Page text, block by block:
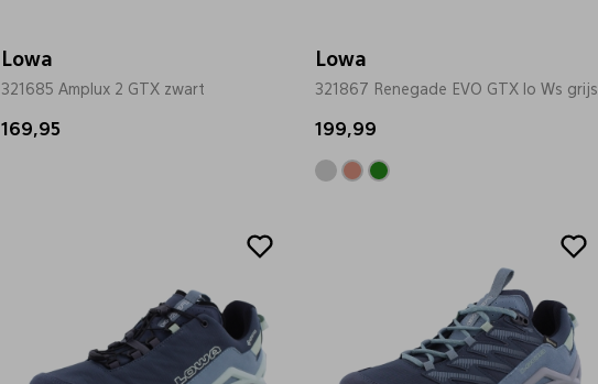
Lowa
321685 Amplux 2 GTX zwart
169,95
Lowa
321867 Renegade EVO GTX lo Ws grijs
199,99